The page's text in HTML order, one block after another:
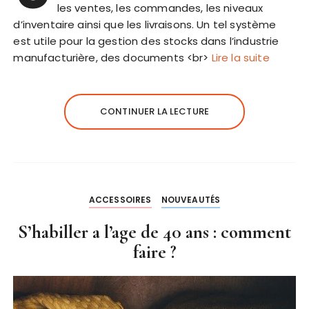
les ventes, les commandes, les niveaux
d’inventaire ainsi que les livraisons. Un tel système
est utile pour la gestion des stocks dans l’industrie
manufacturière, des documents <br> Lire la suite
CONTINUER LA LECTURE
ACCESSOIRES NOUVEAUTÉS
S’habiller a l’age de 40 ans : comment
faire ?